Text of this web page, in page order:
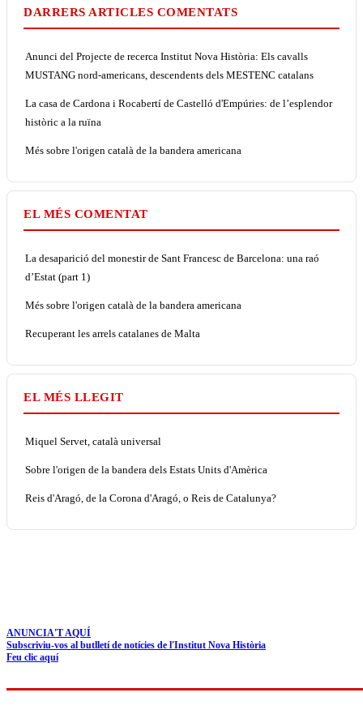
DARRERS ARTICLES COMENTATS
Anunci del Projecte de recerca Institut Nova Història: Els cavalls
MUSTANG nord-americans, descendents dels MESTENC catalans
La casa de Cardona i Rocabertí de Castelló d'Empúries: de l’esplendor
històric a la ruïna
Més sobre l'origen català de la bandera americana
EL MÉS COMENTAT
La desaparició del monestir de Sant Francesc de Barcelona: una raó
d’Estat (part 1)
Més sobre l'origen català de la bandera americana
Recuperant les arrels catalanes de Malta
EL MÉS LLEGIT
Miquel Servet, català universal
Sobre l'origen de la bandera dels Estats Units d'Amèrica
Reis d'Aragó, de la Corona d'Aragó, o Reis de Catalunya?
ANUNCIA'T AQUÍ
Subscriviu-vos al butlletí de notícies de l'Institut Nova Història
Feu clic aquí